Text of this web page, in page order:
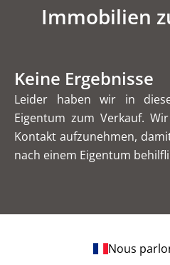
Immobilien
Keine Ergebnisse
Leider haben wir in
Eigentum zum Verkauf.
Kontakt aufzunehmen,
nach einem Eigentum
Nous